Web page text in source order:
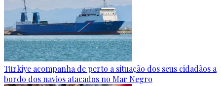
Türkiye acompanha de perto a situação dos seus cidadãos a
bordo dos navios atacados no Mar Negro